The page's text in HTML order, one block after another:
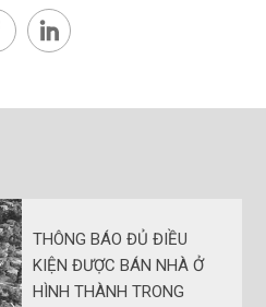
THÔNG BÁO ĐỦ ĐIỀU
KIỆN ĐƯỢC BÁN NHÀ Ở
HÌNH THÀNH TRONG